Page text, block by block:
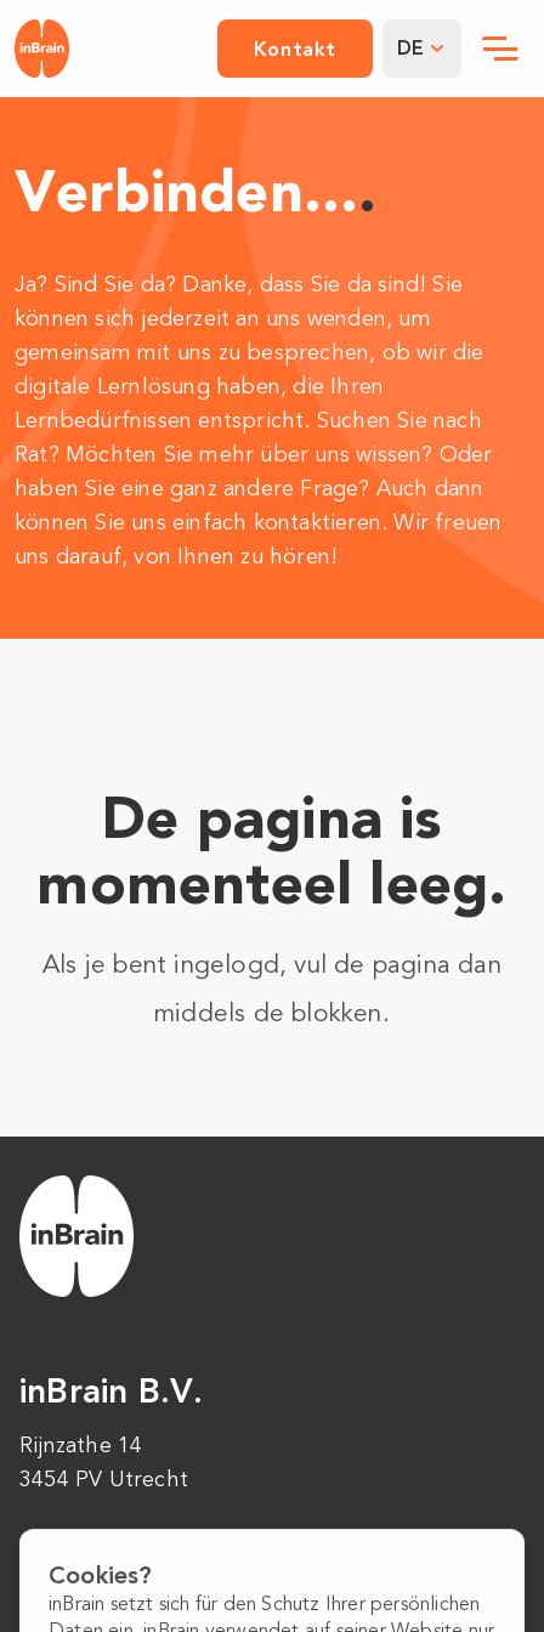
Kontakt DE
Verbinden....
Ja? Sind Sie da? Danke, dass Sie da sind! Sie
können sich jederzeit an uns wenden, um
gemeinsam mit uns zu besprechen, ob wir die
digitale Lernlösung haben, die Ihren
Lernbedürfnissen entspricht. Suchen Sie nach
Rat? Möchten Sie mehr über uns wissen? Oder
haben Sie eine ganz andere Frage? Auch dann
können Sie uns einfach kontaktieren. Wir freuen
uns darauf, von Ihnen zu hören!
De pagina is
momenteel leeg.
Als je bent ingelogd, vul de pagina dan
middels de blokken.
inBrain B.V.
Rijnzathe 14
3454 PV Utrecht
info@inbrain.nl
Cookies?
inBrain setzt sich für den Schutz Ihrer persönlichen